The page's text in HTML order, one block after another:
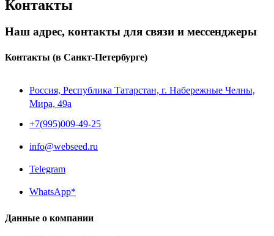
Контакты
Наш адрес, контакты для связи и мессенджеры
Контакты (в Санкт-Петербурге)
Россия, Республика Татарстан, г. Набережные Челны,
Мира, 49a
+7(995)009-49-25
info@webseed.ru
Telegram
WhatsApp*
Данные о компании